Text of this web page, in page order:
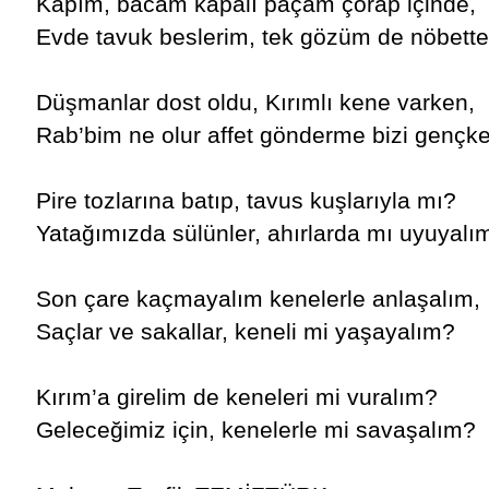
Evde tavuk beslerim, tek gözüm de
Düşmanlar dost oldu, Kırımlı kene varken,
Rab’bim ne olur affet gönderme bizi
Pire tozlarına batıp, tavus kuşlarıyla mı?
Yatağımızda sülünler, ahırlarda mı
Son çare kaçmayalım kenelerle anlaşalım,
Saçlar ve sakallar, keneli mi yaşayalım?
Kırım’a girelim de keneleri mi vuralım?
Geleceğimiz için, kenelerle mi savaşalım?